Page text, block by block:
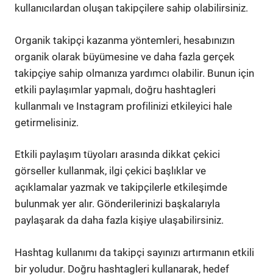
kullanıcılardan oluşan takipçilere sahip olabilirsiniz.
Organik takipçi kazanma yöntemleri, hesabınızın
organik olarak büyümesine ve daha fazla gerçek
takipçiye sahip olmanıza yardımcı olabilir. Bunun için
etkili paylaşımlar yapmalı, doğru hashtagleri
kullanmalı ve Instagram profilinizi etkileyici hale
getirmelisiniz.
Etkili paylaşım tüyoları arasında dikkat çekici
görseller kullanmak, ilgi çekici başlıklar ve
açıklamalar yazmak ve takipçilerle etkileşimde
bulunmak yer alır. Gönderilerinizi başkalarıyla
paylaşarak da daha fazla kişiye ulaşabilirsiniz.
Hashtag kullanımı da takipçi sayınızı artırmanın etkili
bir yoludur. Doğru hashtagleri kullanarak, hedef